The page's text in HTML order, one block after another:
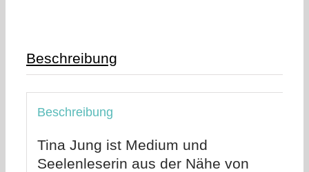
Beschreibung
Beschreibung
Tina Jung ist Medium und
Seelenleserin aus der Nähe von